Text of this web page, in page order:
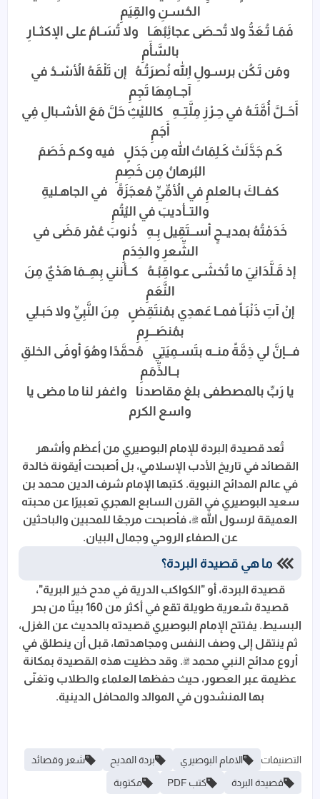
الحُسـنِ والقِيَمِ
فَمَـا تُـعَدُّ ولا تُحـصَى عجائِبُهَـا ولا تُسَـامُ على الإكثــارِ
بالسَّأَمِ
ومَن تَـكُن برسـولِ اللهِ نُصرَتُـهُ إن تَلْقَهُ الأُسْـدُ في
آجــامِهَا تَجِمِ
أَحَــلَّ أُمَّتَـهُ في حِـرْزِ مِلَّتِــهِ كالليْثِ حَلَّ مَعَ الأشـبالِ فِي
أَجَمِ
كَـم جَدَّلَتْ كَـلِمَاتُ الله مِن جَدَلٍ فيه وكـم خَصَمَ
البُرهانُ مِن خَصِمِ
كفــاكَ بـالعلمِ في الأُمِّيِّ مُعجَزَةً في الجاهـليةِ
والتــأديبَ في اليُتُمِ
خَدَمْتُهُ بمديــحٍ أســتَقِيل بِـهِ ذُنوبَ عُمْر مَضَى في
الشِّعرِ والخِدَمِ
إذ قَـلَّدَانِيَ ما تُخشَـى عـواقِبُـهُ كــأنني بِهِــمَا هَدْيٌ مِنَ
النَّعَمِ
إنْ آتِ ذَنْبَـاً فمــا عَهدِي بمُنتَقِضٍ مِنَ النَّبِيِّ ولا حَبـلِي
بمُنصَـــرِمِ
فـــإنَّ لي ذِمَّةً منــه بتَسـمِيَتِي مُحمَّدًا وهُوَ أوفَى الخلقِ
بــالذِّمَمِ
يا رَبِّ بالمصطفى بلغ مقاصدنا واغفر لنا ما مضى يا
واسع الكرم
تُعد قصيدة البردة للإمام البوصيري من أعظم وأشهر
القصائد في تاريخ الأدب الإسلامي، بل أصبحت أيقونة خالدة
في عالم المدائح النبوية. كتبها الإمام شرف الدين محمد بن
سعيد البوصيري في القرن السابع الهجري تعبيرًا عن محبته
العميقة لرسول الله ﷺ، فأصبحت مرجعًا للمحبين والباحثين
عن الصفاء الروحي وجمال البيان.
ما هي قصيدة البردة؟
قصيدة البردة، أو "الكواكب الدرية في مدح خير البرية"،
قصيدة شعرية طويلة تقع في أكثر من 160 بيتًا من بحر
البسيط. يفتتح الإمام البوصيري قصيدته بالحديث عن الغزل،
ثم ينتقل إلى وصف النفس ومجاهدتها، قبل أن ينطلق في
أروع مدائح النبي محمد ﷺ. وقد حظيت هذه القصيدة بمكانة
عظيمة عبر العصور، حيث حفظها العلماء والطلاب وتغنّى
بها المنشدون في الموالد والمحافل الدينية.
التصنيفات الامام البوصيري بردة المديح
شعر وقصائد
قصيدة البردة
كتب PDF مكتوبة